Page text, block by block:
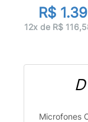
R$
12x de R$
Microfones